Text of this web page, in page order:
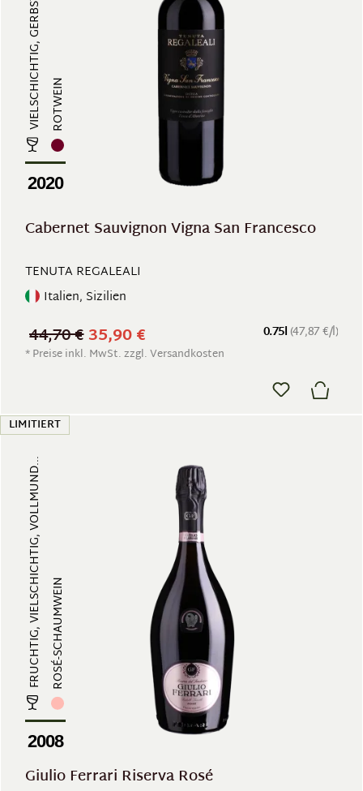
ROTWEIN
2020
Cabernet Sauvignon Vigna San Francesco
TENUTA REGALEALI
Italien, Sizilien
0.75l (47,87 €/l)
35,90 €
44,70 €
* Preise inkl. MwSt. zzgl. Versandkosten
LIMITIERT
FRUCHTIG, VIELSCHICHTIG, VOLLMUND...ROSÉ-SCHAUMWEIN
2008
Giulio Ferrari Riserva Rosé